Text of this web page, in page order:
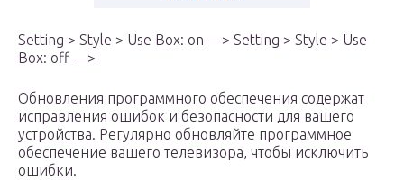
Setting > Style > Use Box: on —> Setting > Style > Use
Box: off —>
Обновления программного обеспечения содержат
исправления ошибок и безопасности для вашего
устройства. Регулярно обновляйте программное
обеспечение вашего телевизора, чтобы исключить
ошибки.